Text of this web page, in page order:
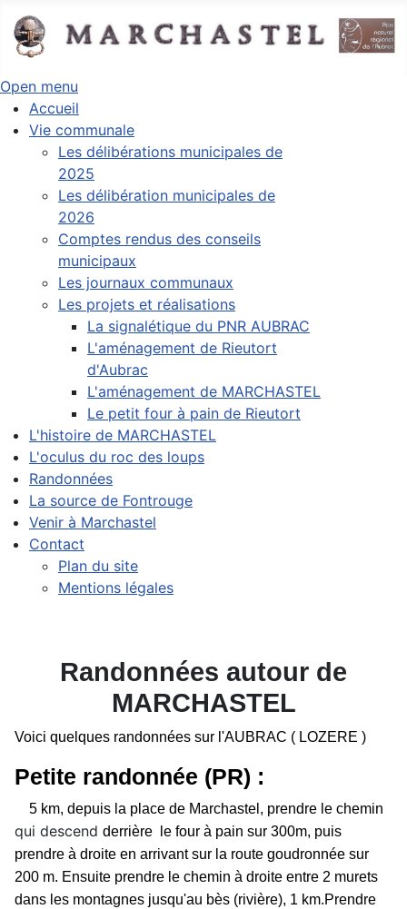
Open menu
Accueil
Vie communale
Les délibérations municipales de
2025
Les délibération municipales de
2026
Comptes rendus des conseils
municipaux
Les journaux communaux
Les projets et réalisations
La signalétique du PNR AUBRAC
L'aménagement de Rieutort
d'Aubrac
L'aménagement de MARCHASTEL
Le petit four à pain de Rieutort
L'histoire de MARCHASTEL
L'oculus du roc des loups
Randonnées
La source de Fontrouge
Venir à Marchastel
Contact
Plan du site
Mentions légales
Randonnées autour de
MARCHASTEL
Voici quelques randonnées sur l'AUBRAC ( LOZERE )
Petite randonnée (PR) :
5 km, depuis la place de Marchastel, prendre le chemin
qui descend derrière le four à pain sur 300m, puis
prendre à droite en arrivant sur la route goudronnée sur
200 m. Ensuite prendre le chemin à droite entre 2 murets
dans les montagnes jusqu'au bès (rivière), 1 km.Prendre